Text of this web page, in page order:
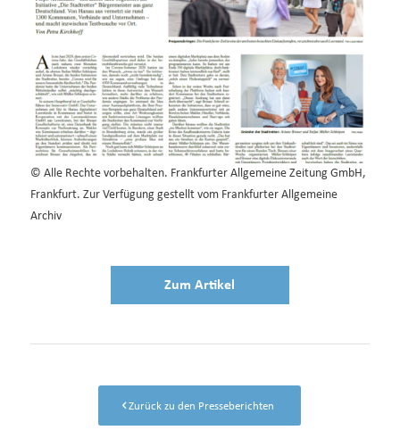
© Alle Rechte vorbehalten. Frankfurter Allgemeine Zeitung GmbH,
Frankfurt. Zur Verfügung gestellt vom Frankfurter Allgemeine
Archiv
Zum Artikel
Zurück zu den Presseberichten